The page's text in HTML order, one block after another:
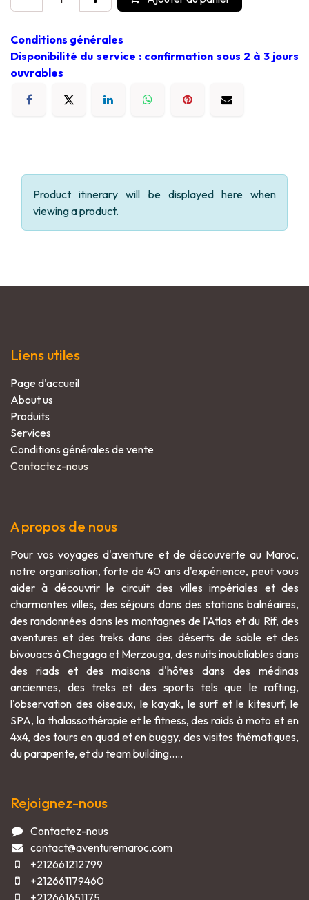
Conditions générales
Disponibilité du service : confirmation sous 2 à 3 jours
ouvrables
Product itinerary will be displayed here when
viewing a product.
Liens utiles
Page d'accueil​
About us​
Produits
​Services​
Conditions générales de vente
Contactez-nous
A propos de nous
Pour vos voyages d'aventure et de découverte au Maroc,
notre organisation, forte de 40 ans d'expérience, peut vous
aider à découvrir le circuit des villes impériales et des
charmantes villes, des séjours dans des stations balnéaires,
des randonnées dans les montagnes de l'Atlas et du Rif, des
aventures et des treks dans des déserts de sable et des
bivouacs à Chegaga et Merzouga, des nuits inoubliables dans
des riads et des maisons d'hôtes dans des médinas
anciennes, des treks et des sports tels que le rafting,
l'observation des oiseaux, le kayak, le surf et le kitesurf, le
SPA, la thalassothérapie et le fitness, des raids à moto et en
4x4, des tours en quad et en buggy, des visites thématiques,
du parapente, et du team building.....
Rejoignez-nous
Contactez-nous
contact@aventuremaroc.com
+212661212799
+212661179460
+212661651175